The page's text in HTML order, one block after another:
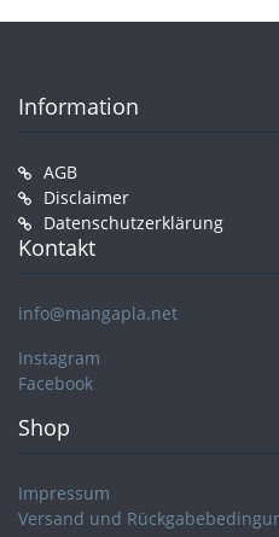
Information
AGB
Disclaimer
Datenschutzerklärung
Kontakt
info@mangapla.net
Instagram
Facebook
Shop
Impressum
Versand und